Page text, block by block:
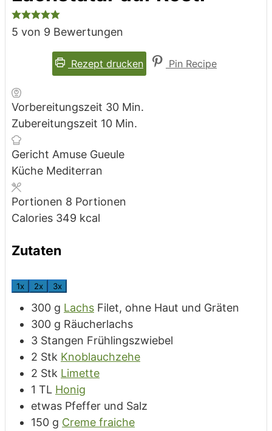
5 von 9 Bewertungen
Rezept drucken Pin Recipe
Vorbereitungszeit 30Minuten
Min.
Zubereitungszeit 10Minuten
Min.
Gericht Amuse Gueule
Küche Mediterran
Portionen 8 Portionen
Calories 349 kcal
Zutaten
1x 2x 3x
300 g Lachs Filet, ohne Haut und Gräten
300 g Räucherlachs
3 Stangen Frühlingszwiebel
2 Stk Knoblauchzehe
2 Stk Limette
1 TL Honig
etwas Pfeffer und Salz
150 g Creme fraiche